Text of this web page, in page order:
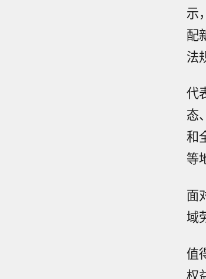
示
配
法
代
态
和
等
面
域
值
权